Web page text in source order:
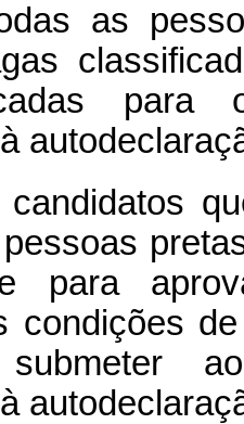
as
para
para
condições